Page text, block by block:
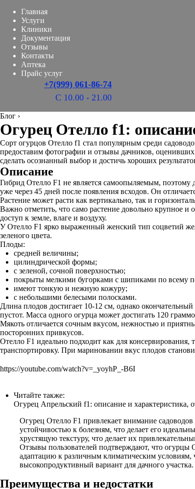
Главная
Услуги
Клиники
Документация
Отзывы
Контакты
Аптека
Прайс услуг
+7(999) 061-86-74
С 10.00 - 21.00
Блог ›
Огурец Отелло f1:
Сорт огурцов Отелло f1 стал популярным среди
предоставим фотографии и отзывы дачников,
сделать осознанный выбор и достичь хороших
Описание
Гибрид Отелло F1 не является самоопыляемым,
уже через 45 дней после появления всходов. Он
Растение может расти как вертикально, так и
Важно отметить, что само растение довольно крупное и
доступ к земле, влаге и воздуху.
У Отелло F1 ярко выраженный женский тип соцветий
зеленого цвета.
Плоды:
средней величины;
цилиндрической формы;
с зеленой, сочной поверхностью;
покрыты мелкими бугорками с шипиками по всему
имеют тонкую и нежную кожуру;
с небольшими белесыми полосками.
Длина плодов достигает 10-12 см, однако
пустот. Масса одного огурца может достигать 120
Мякоть отличается сочным вкусом, нежностью и
посторонних привкусов.
Отелло F1 идеально подходит как для
транспортировку. При мариновании вкус плодов
https://youtube.com/watch?v=_yoyhP_-B6I
Читайте также:
Огурец Апрельский f1: описание и характеристика,
Огурец Отелло F1 привлекает внимание
устойчивостью к болезням, что делает его
хрустящую текстуру, что делает их
Отзывы пользователей подтверждают, что огурцы
адаптацию к различным климатическим условиям,
высокопродуктивный вариант для дачного участка.
Преимущества и недостатки